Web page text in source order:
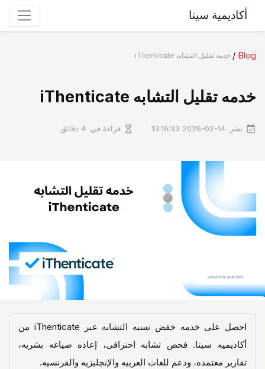
أكاديمية سيتا
Blog
/ خدمه تقلیل التشابه iThenticate
خدمه تقلیل التشابه iThenticate
نشر 2026-02-14 13:16:33 قراءة في 4 دقائق
احصل على خدمه خفض نسبه التشابه عبر iThenticate من
أکادیمیه سیتا. فحص تشابه احترافی، إعاده صیاغه بشریه،
تقاریر معتمده، ودعم للغات العربیه والإنجلیزیه والفرنسیه.